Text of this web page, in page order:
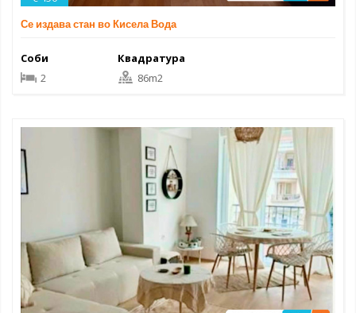
Се издава стан во Кисела Вода
Соби
2
Квадратура
86m2